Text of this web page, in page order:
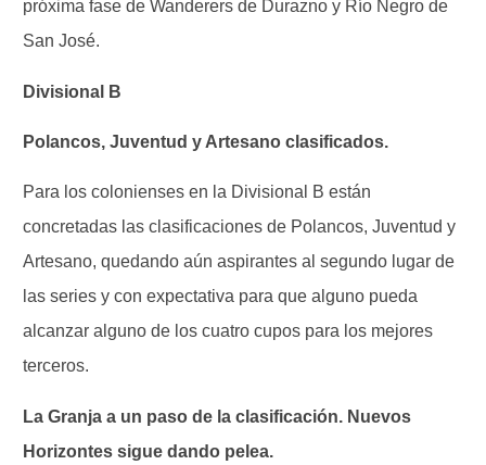
próxima fase de Wanderers de Durazno y Río Negro de
San José.
Divisional B
Polancos, Juventud y Artesano clasificados.
Para los colonienses en la Divisional B están
concretadas las clasificaciones de Polancos, Juventud y
Artesano, quedando aún aspirantes al segundo lugar de
las series y con expectativa para que alguno pueda
alcanzar alguno de los cuatro cupos para los mejores
terceros.
La Granja a un paso de la clasificación. Nuevos
Horizontes sigue dando pelea.